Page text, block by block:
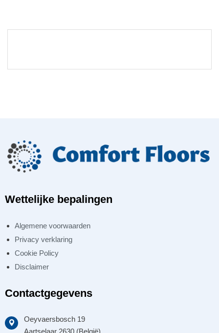
Wettelijke bepalingen
Algemene voorwaarden
Privacy verklaring
Cookie Policy
Disclaimer
Contactgegevens
Oeyvaersbosch 19